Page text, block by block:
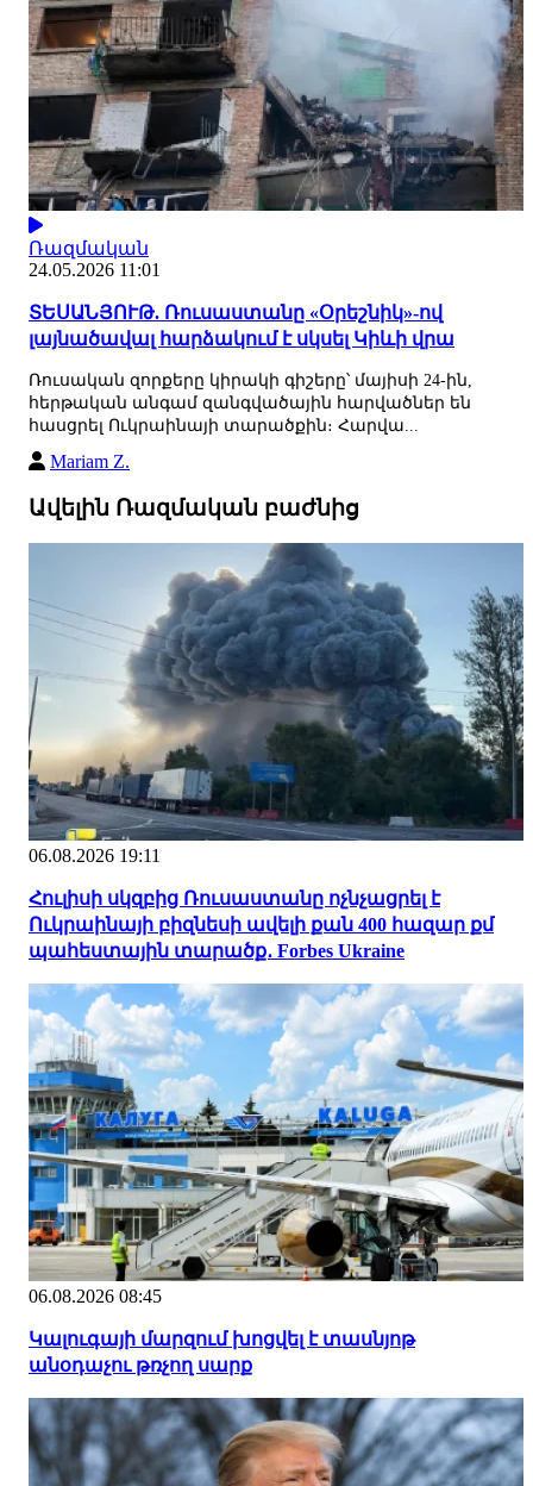
Ռազմական
24.05.2026 11:01
ՏԵՍԱՆՅՈՒԹ. Ռուսաստանը «Օրեշնիկ»-ով
լայնածավալ հարձակում է սկսել Կիևի վրա
Ռուսական զորքերը կիրակի գիշերը՝ մայիսի 24-ին,
հերթական անգամ զանգվածային հարվածներ են
հասցրել Ուկրաինայի տարածքին։ Հարվա...
Mariam Z.
Ավելին Ռազմական բաժնից
06.08.2026 19:11
Հուլիսի սկզբից Ռուսաստանը ոչնչացրել է
Ուկրաինայի բիզնեսի ավելի քան 400 հազար քմ
պահեստային տարածք․ Forbes Ukraine
06.08.2026 08:45
Կալուգայի մարզում խոցվել է տասնյոթ
անօդաչու թռչող սարք